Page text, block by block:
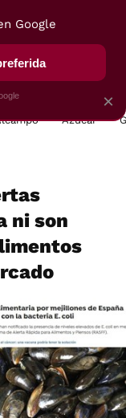
VEGUI
Azúcar
ni son
×
Google